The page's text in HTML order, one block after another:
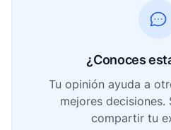
¿Conoces
Tu opinión ayuda a
mejores decisiones.
compartir tu